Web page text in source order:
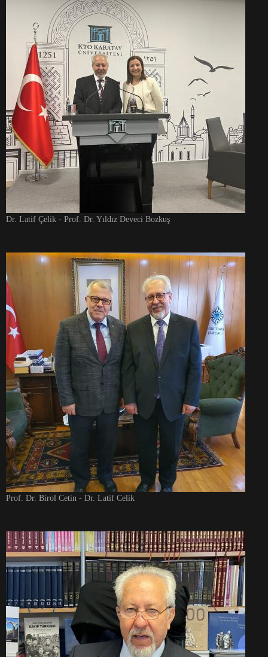
Dr. Latif Çelik - Prof. Dr. Yıldız Deveci Bozkuş
Prof. Dr. Birol Cetin - Dr. Latif Celik